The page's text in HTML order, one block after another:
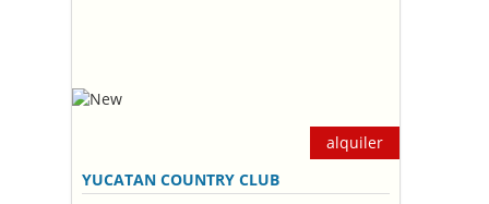
alquiler
YUCATAN COUNTRY CLUB